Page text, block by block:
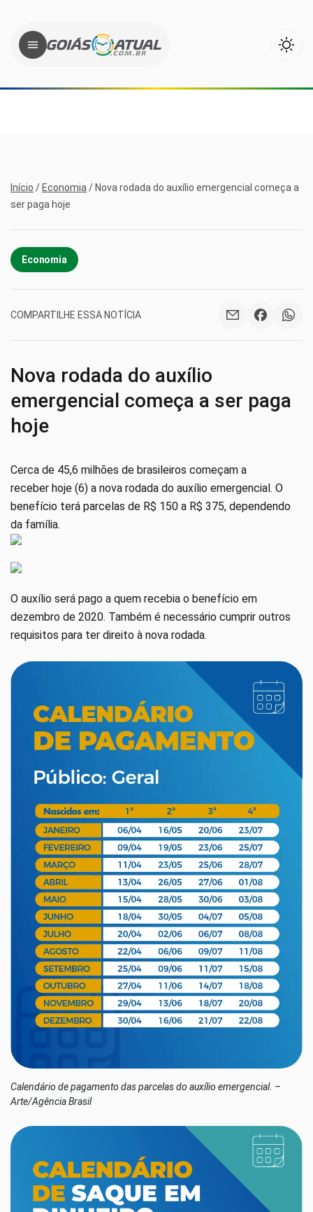
Início / Economia / Nova rodada do auxílio emergencial começa a
ser paga hoje
Economia
COMPARTILHE ESSA NOTÍCIA
Nova rodada do auxílio
emergencial começa a ser paga
hoje
Cerca de 45,6 milhões de brasileiros começam a
receber hoje (6) a nova rodada do auxílio emergencial. O
benefício terá parcelas de R$ 150 a R$ 375, dependendo
da família.
O auxílio será pago a quem recebia o benefício em
dezembro de 2020. Também é necessário cumprir outros
requisitos para ter direito à nova rodada.
Calendário de pagamento das parcelas do auxílio emergencial. –
Arte/Agência Brasil